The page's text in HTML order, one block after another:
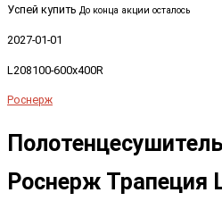
Успей купить До конца акции осталось
2027-01-01
L208100-600x400R
Роснерж
Роснерж Трапеция